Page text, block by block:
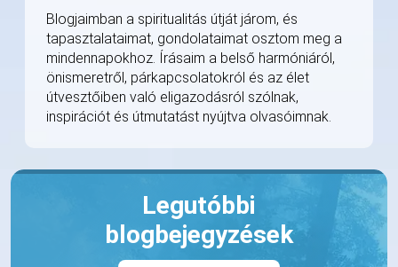
Blogjaimban a spiritualitás útját járom, és
tapasztalataimat, gondolataimat osztom meg a
mindennapokhoz. Írásaim a belső harmóniáról,
önismeretről, párkapcsolatokról és az élet
útvesztőiben való eligazodásról szólnak,
inspirációt és útmutatást nyújtva olvasóimnak.
Legutóbbi
blogbejegyzések